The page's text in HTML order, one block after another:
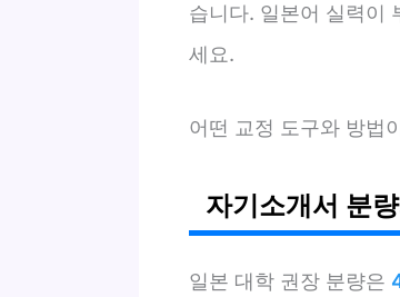
습니다. 일본어 실력이
세요.
어떤 교정 도구와 방법
자기소개서 분
일본 대학 권장 분량은